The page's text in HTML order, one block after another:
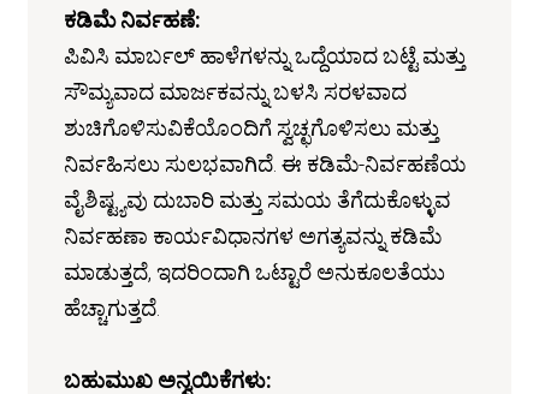
ಕಡಿಮೆ ನಿರ್ವಹಣೆ:
ಪಿವಿಸಿ ಮಾರ್ಬಲ್ ಹಾಳೆಗಳನ್ನು ಒದ್ದೆಯಾದ ಬಟ್ಟೆ ಮತ್ತು
ಸೌಮ್ಯವಾದ ಮಾರ್ಜಕವನ್ನು ಬಳಸಿ ಸರಳವಾದ
ಶುಚಿಗೊಳಿಸುವಿಕೆಯೊಂದಿಗೆ ಸ್ವಚ್ಛಗೊಳಿಸಲು ಮತ್ತು
ನಿರ್ವಹಿಸಲು ಸುಲಭವಾಗಿದೆ. ಈ ಕಡಿಮೆ-ನಿರ್ವಹಣೆಯ
ವೈಶಿಷ್ಟ್ಯವು ದುಬಾರಿ ಮತ್ತು ಸಮಯ ತೆಗೆದುಕೊಳ್ಳುವ
ನಿರ್ವಹಣಾ ಕಾರ್ಯವಿಧಾನಗಳ ಅಗತ್ಯವನ್ನು ಕಡಿಮೆ
ಮಾಡುತ್ತದೆ, ಇದರಿಂದಾಗಿ ಒಟ್ಟಾರೆ ಅನುಕೂಲತೆಯು
ಹೆಚ್ಚಾಗುತ್ತದೆ.
ಬಹುಮುಖ ಅನ್ವಯಿಕೆಗಳು: